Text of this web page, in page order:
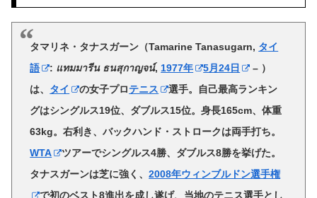
タマリネ・タナスガーン （Tamarine Tanasugarn, タイ
語
: แทมมารีน ธนสุกาญจน์,1977年 5月24日
– ）
は、 タイ の女子プロテニス
選手。自己最高ランキン
グはシングルス19位、ダブルス15位。身長165cm、体重
63kg。右利き、バックハンド・ストロークは両手打ち。
WTA
ツアーでシングルス4勝、ダブルス8勝を挙げた。
タナスガーンは芝に強く、2008年ウィンブルドン選手権
で初のベスト8進出を成し遂げ、当地のテニス選手とし